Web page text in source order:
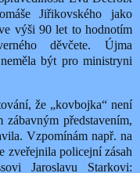
Jiřikovského jako
výši 90 let to hodnotím
děvčete. Újma
být pro ministryni
že „kovbojka“ není
představením,
Vzpomínám např. na
zveřejnila policejní zásah
Jaroslavu Starkovi: